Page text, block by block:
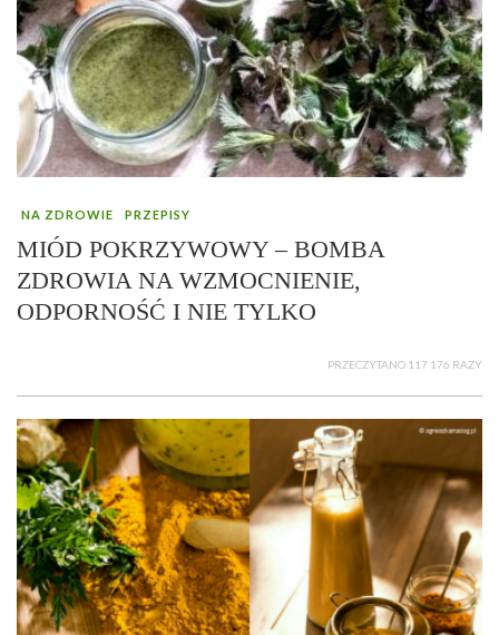
NA ZDROWIE PRZEPISY
MIÓD POKRZYWOWY – BOMBA
ZDROWIA NA WZMOCNIENIE,
ODPORNOŚĆ I NIE TYLKO
PRZECZYTANO 117 176 RAZY